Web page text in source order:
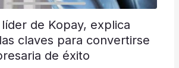
de Kopay, explica
claves para convertirse
de éxito